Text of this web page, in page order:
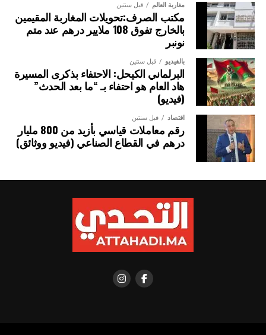
مغاربة العالم قبل سنتين
مكتب الصرف:تحويلات المغاربة المقيمين
بالخارج تفوق 108 ملايير درهم عند متم
نونبر
بالفيديو قبل سنتين
البرلماني الكيحل: الاحتفاء بذكرى المسيرة
هاد العام هو احتفاء بـ “ما بعد الحدث”
(فيديو)
اقتصاد قبل سنتين
رقم معاملات قياسي بأزيد من 800 مليار
درهم في القطاع الصناعي (فيديو ووثائق)